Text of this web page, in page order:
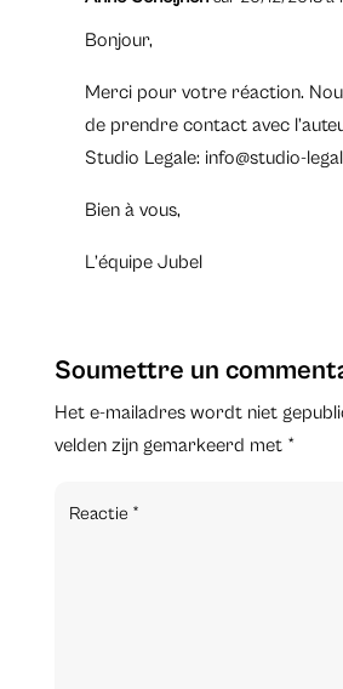
Bonjour,
Merci pour votre réaction.
de prendre contact avec
Studio Legale: info@studio-
Bien à vous,
L’équipe Jubel
Soumettre un
Het e-mailadres wordt niet
velden zijn gemarkeerd met *